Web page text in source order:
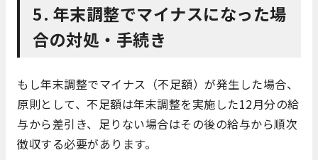
5. 年末調整でマイナスになった場
合の対処・手続き
もし年末調整でマイナス（不足額）が発生した場合、
原則として、不足額は年末調整を実施した12月分の給
与から差引き、足りない場合はその後の給与から順次
徴収する必要があります。